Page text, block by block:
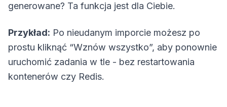
generowane? Ta funkcja jest dla Ciebie.
Przykład: Po nieudanym imporcie możesz po
prostu kliknąć “Wznów wszystko”, aby ponownie
uruchomić zadania w tle - bez restartowania
kontenerów czy Redis.